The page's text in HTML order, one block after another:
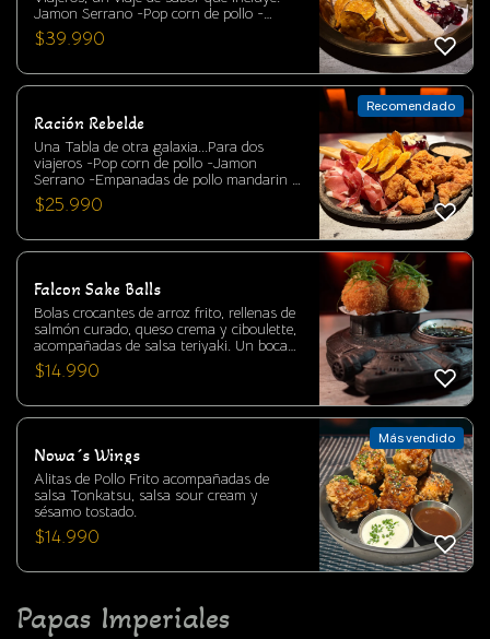
Jamon Serrano -Pop corn de pollo -
Queso cabra marinado en oliva y especias
-Queso Camembert y mermelada de
-Mostaza antigua hecha en casa -Chips
Empanadas de pollo mandarin ¡Pruébala
ahora!
$39.990
Ración Rebelde
Una Tabla de otra galaxia...Para dos
viajeros -Pop corn de pollo -Jamon
Serrano -Empanadas de pollo mandarin -
Queso Camembert y mermelada de frutos
rojos -Mostaza antigua -Chips de camote
$25.990
Recomendado
Falcon Sake Balls
Bolas crocantes de arroz frito, rellenas de
salmón curado, queso crema y ciboulette,
acompañadas de salsa teriyaki. Un bocado
cremoso, crujiente y con equilibrio entre
frescura y notas dulces umami.
$14.990
Nowa´s Wings
Alitas de Pollo Frito acompañadas de
salsa Tonkatsu, salsa sour cream y
sésamo tostado.
$14.990
Más vendido
Papas Imperiales